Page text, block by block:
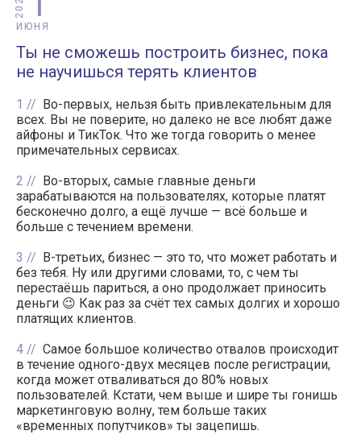
ИЮНЯ
Ты не сможешь построить бизнес, пока
не научишься терять клиентов
1
Во-первых, нельзя быть привлекательным для
всех. Вы не поверите, но далеко не все любят даже
айфоны и ТикТок. Что же тогда говорить о менее
примечательных сервисах.
2
Во-вторых, самые главные деньги
зарабатываются на пользователях, которые платят
бесконечно долго, а ещё лучше — всё больше и
больше с течением времени.
3
В-третьих, бизнес — это то, что может работать и
без тебя. Ну или другими словами, то, с чем ты
перестаёшь париться, а оно продолжает приносить
деньги 😉 Как раз за счёт тех самых долгих и хорошо
платящих клиентов.
4
Самое большое количество отвалов происходит
в течение одного-двух месяцев после регистрации,
когда может отваливаться до 80% новых
пользователей. Кстати, чем выше и шире ты гонишь
маркетинговую волну, тем больше таких
«временных попутчиков» ты зацепишь.